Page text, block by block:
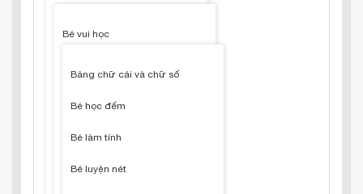
Bé vui học
Bảng chữ cái và chữ số
Bé học đếm
Bé làm tính
Bé luyện nét